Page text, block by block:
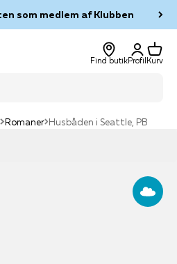
som medlem af Klubben
Find butik
Log ind
Profil
Kurv
Kurv
Romaner Husbåden i Seattle, PB